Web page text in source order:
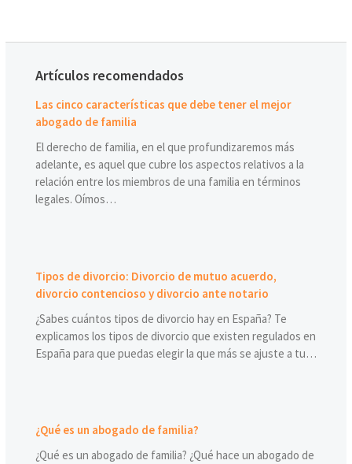
Artículos recomendados
Las cinco características que debe tener el mejor
abogado de familia
El derecho de familia, en el que profundizaremos más
adelante, es aquel que cubre los aspectos relativos a la
relación entre los miembros de una familia en términos
legales. Oímos…
Tipos de divorcio: Divorcio de mutuo acuerdo,
divorcio contencioso y divorcio ante notario
¿Sabes cuántos tipos de divorcio hay en España? Te
explicamos los tipos de divorcio que existen regulados en
España para que puedas elegir la que más se ajuste a tu…
¿Qué es un abogado de familia?
¿Qué es un abogado de familia? ¿Qué hace un abogado de